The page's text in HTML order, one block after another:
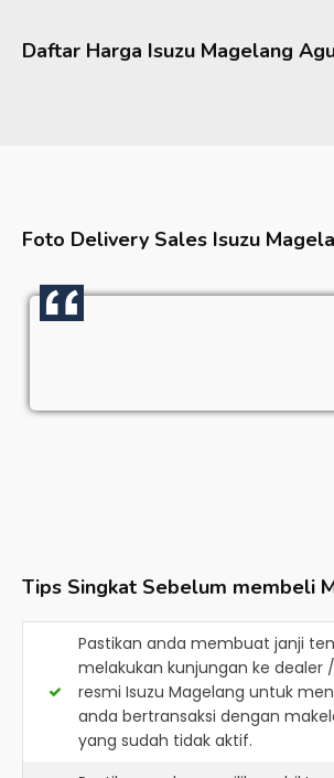
Daftar Harga Isuzu Magelang
Foto Delivery Sales Isuzu
Tips Singkat Sebelum membeli
Pastikan anda membuat janji
melakukan kunjungan ke dealer
resmi Isuzu Magelang untuk
anda bertransaksi dengan
yang sudah tidak aktif.